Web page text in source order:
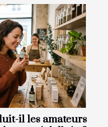
il les amateurs